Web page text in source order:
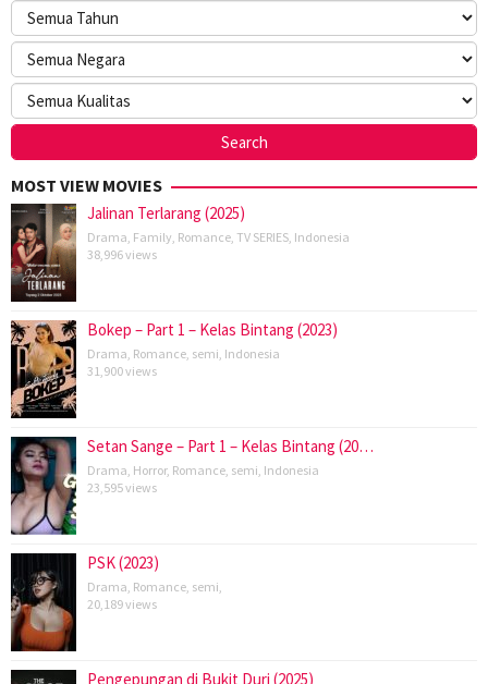
MOST VIEW MOVIES
Jalinan Terlarang (2025)
Drama Family Romance TV SERIES Indonesia
38,996 views
Bokep – Part 1 – Kelas Bintang (2023)
Drama Romance semi Indonesia
31,900 views
Setan Sange – Part 1 – Kelas Bintang (20…
Drama Horror, Romance semi Indonesia
23,595 views
PSK (2023)
Drama Romance semi
20,189 views
Pengepungan di Bukit Duri (2025)